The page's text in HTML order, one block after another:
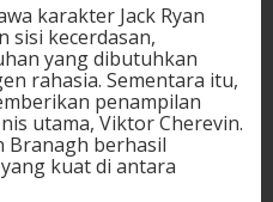
karakter Jack Ryan
sisi kecerdasan,
yang dibutuhkan
rahasia. Sementara itu,
penampilan
utama, Viktor Cherevin.
Branagh berhasil
kuat di antara